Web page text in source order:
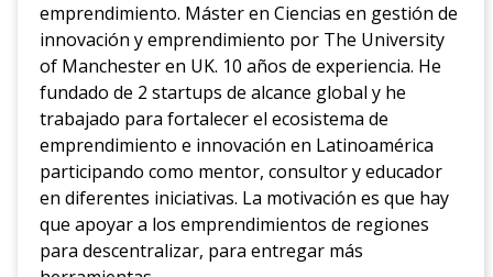
emprendimiento. Máster en Ciencias en gestión de
innovación y emprendimiento por The University
of Manchester en UK. 10 años de experiencia. He
fundado de 2 startups de alcance global y he
trabajado para fortalecer el ecosistema de
emprendimiento e innovación en Latinoamérica
participando como mentor, consultor y educador
en diferentes iniciativas. La motivación es que hay
que apoyar a los emprendimientos de regiones
para descentralizar, para entregar más